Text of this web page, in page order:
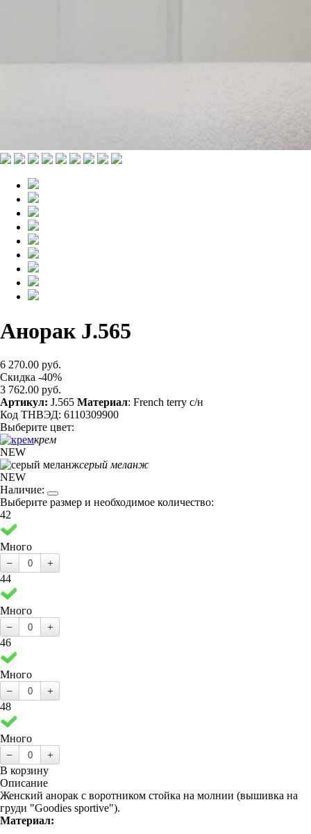
Анорак J.565
6 270.00 руб.
Скидка -40%
3 762.00 руб.
Артикул: J.565 Материал: French terry с/н
Код ТНВЭД: 6110309900
Выберите цвет:
крем
NEW
серый меланж
NEW
Наличие:
Выберите размер и необходимое количество:
42
Много
44
Много
46
Много
48
Много
В корзину
Описание
Женский анорак с воротником стойка на молнии (вышивка на
груди "Goodies sportive").
Материал: